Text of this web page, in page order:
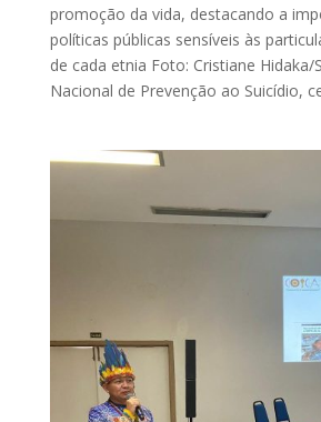
promoção da vida, destacando a
políticas públicas sensíveis às
de cada etnia Foto: Cristiane Hidaka/
Nacional de Prevenção ao Suicídio,